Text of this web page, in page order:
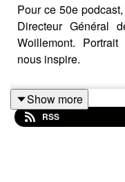
Pour ce 50e
Directeur Général
Woillemont.
nous inspire.
Show more
RSS